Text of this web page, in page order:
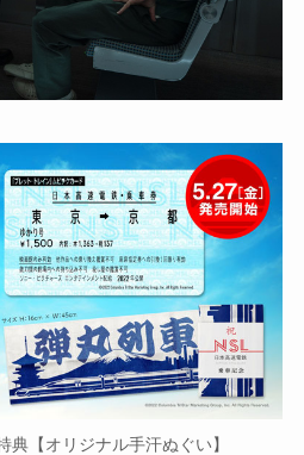
典【オリジナル手汗ぬぐい】